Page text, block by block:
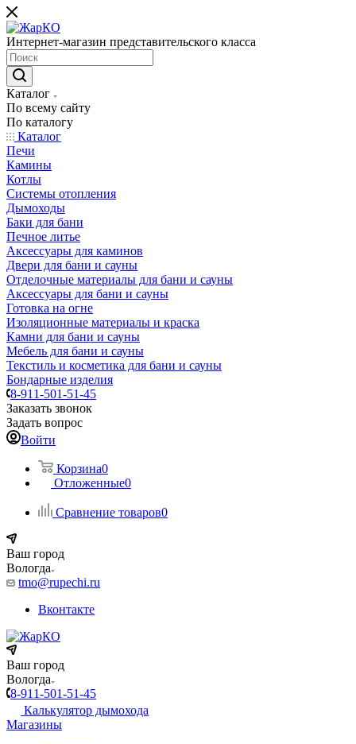
Интернет-магазин представительского класса
Каталог
По всему сайту
По каталогу
Каталог
Печи
Камины
Котлы
Системы отопления
Дымоходы
Баки для бани
Печное литье
Аксессуары для каминов
Двери для бани и сауны
Отделочные материалы для бани и сауны
Аксессуары для бани и сауны
Готовка на огне
Изоляционные материалы и краска
Камни для бани и сауны
Мебель для бани и сауны
Текстиль и косметика для бани и сауны
Бондарные изделия
8-911-501-51-45
Заказать звонок
Задать вопрос
Войти
Корзина0
Отложенные0
Сравнение товаров0
Ваш город
Вологда
tmo@rupechi.ru
Вконтакте
Ваш город
Вологда
8-911-501-51-45
Калькулятор дымохода
Магазины